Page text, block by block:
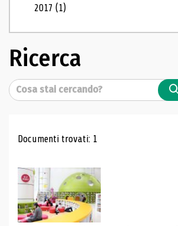
2017(1)
Ricerca
Cerca
Risultati di ricerca
Documenti trovati: 1